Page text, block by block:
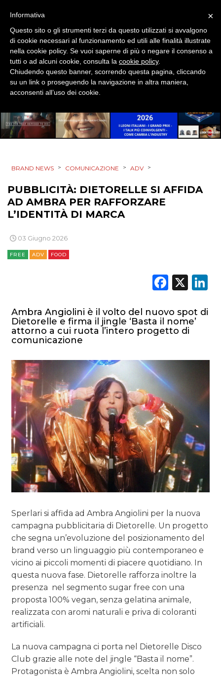
BRAND NEWS > COMUNICAZIONE > ADV >
PUBBLICITÀ: DIETORELLE SI AFFIDA
AD AMBRA PER RAFFORZARE
L’IDENTITÀ DI MARCA
03 Giugno 2026
FREE ADV FOOD
X
Ambra Angiolini è il volto del nuovo spot di
Dietorelle e firma il jingle ‘Basta il nome’
attorno a cui ruota l’intero progetto di
comunicazione
Sperlari si affida ad Ambra Angiolini per la nuova
campagna pubblicitaria di Dietorelle. Un progetto
che segna un’evoluzione del posizionamento del
brand verso un linguaggio più contemporaneo e
vicino ai piccoli momenti di piacere quotidiano. In
questa nuova fase. Dietorelle rafforza inoltre la
presenza nel segmento sugar free con una
proposta 100% vegan, senza gelatina animale,
realizzata con aromi naturali e priva di coloranti
artificiali.
La nuova campagna ci porta nel Dietorelle Disco
Club grazie alle note del jingle “Basta il nome”.
Protagonista è Ambra Angiolini, scelta non solo
×
Informativa
Questo sito o gli strumenti terzi da questo utilizzati si avvalgono
di cookie necessari al funzionamento ed utili alle finalità illustrate
nella cookie policy. Se vuoi saperne di più o negare il consenso a
tutti o ad alcuni cookie, consulta la cookie policy.
Chiudendo questo banner, scorrendo questa pagina, cliccando
su un link o proseguendo la navigazione in altra maniera,
acconsenti all’uso dei cookie.